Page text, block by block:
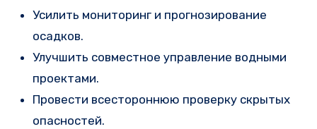
Усилить мониторинг и прогнозирование
осадков.
Улучшить совместное управление водными
проектами.
Провести всестороннюю проверку скрытых
опасностей.